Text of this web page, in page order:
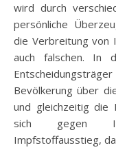
wird durch
persönliche
die Verbreitung von
auch falschen. In
Bevölkerung über
und gleichzeitig die
sich gegen
Impfstoffausstieg,